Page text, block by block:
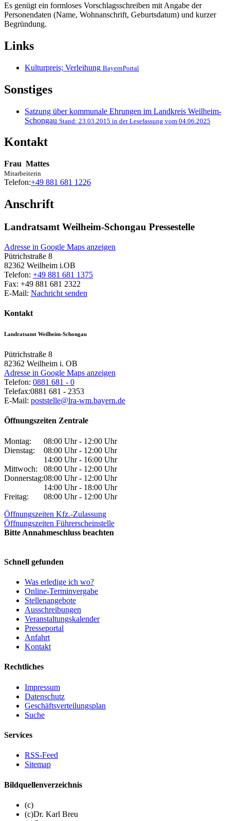
Es genügt ein formloses Vorschlagsschreiben mit Angabe der
Personendaten (Name, Wohnanschrift, Geburtsdatum) und kurzer
Begründung.
Links
Kulturpreis; Verleihung BayernPortal
Sonstiges
Satzung über kommunale Ehrungen im Landkreis Weilheim-
Schongau Stand: 23.03.2015 in der Lesefassung vom 04.06.2025
Kontakt
Frau Mattes
Mitarbeiterin
Telefon:+49 881 681 1226
Anschrift
Landratsamt Weilheim-Schongau Pressestelle
Adresse in Google Maps anzeigen
Pütrichstraße 8
82362 Weilheim i.OB
Telefon: +49 881 681 1375
Fax: +49 881 681 2322
E-Mail: Nachricht senden
Kontakt
Landratsamt Weilheim-Schongau
Pütrichstraße 8
82362 Weilheim i. OB
Adresse in Google Maps anzeigen
Telefon: 0881 681 - 0
Telefax:0881 681 - 2353
E-Mail: poststelle@lra-wm.bayern.de
Öffnungszeiten Zentrale
Montag:
08:00 Uhr - 12:00 Uhr
Dienstag:
08:00 Uhr - 12:00 Uhr
14:00 Uhr - 16:00 Uhr
Mittwoch:
08:00 Uhr - 12:00 Uhr
Donnerstag:08:00 Uhr - 12:00 Uhr
14:00 Uhr - 18:00 Uhr
Freitag:
08:00 Uhr - 12:00 Uhr
Öffnungszeiten Kfz.-Zulassung
Öffnungszeiten Führerscheinstelle
Bitte Annahmeschluss beachten
Schnell gefunden
Was erledige ich wo?
Online-Terminvergabe
Stellenangebote
Ausschreibungen
Veranstaltungskalender
Presseportal
Anfahrt
Kontakt
Rechtliches
Impressum
Datenschutz
Geschäftsverteilungsplan
Suche
Services
RSS-Feed
Sitemap
Bildquellenverzeichnis
(c)
(c)Dr. Karl Breu